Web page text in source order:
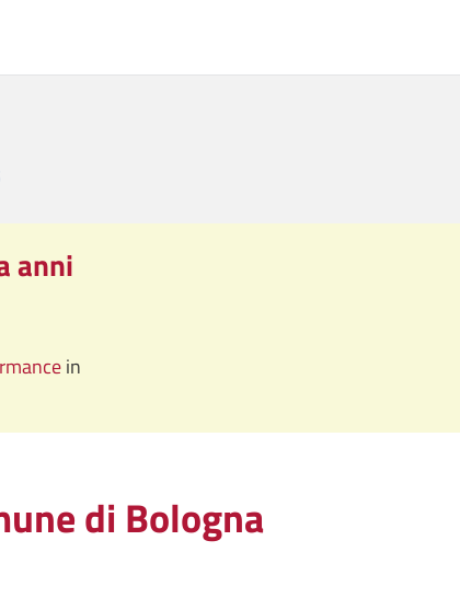
anni
in
di Bologna